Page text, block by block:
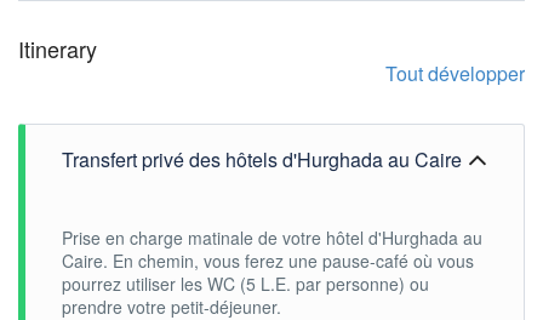
Itinerary
Tout développer
Transfert privé des hôtels d'Hurghada au Caire
Prise en charge matinale de votre hôtel d'Hurghada au
Caire. En chemin, vous ferez une pause-café où vous
pourrez utiliser les WC (5 L.E. par personne) ou
prendre votre petit-déjeuner.